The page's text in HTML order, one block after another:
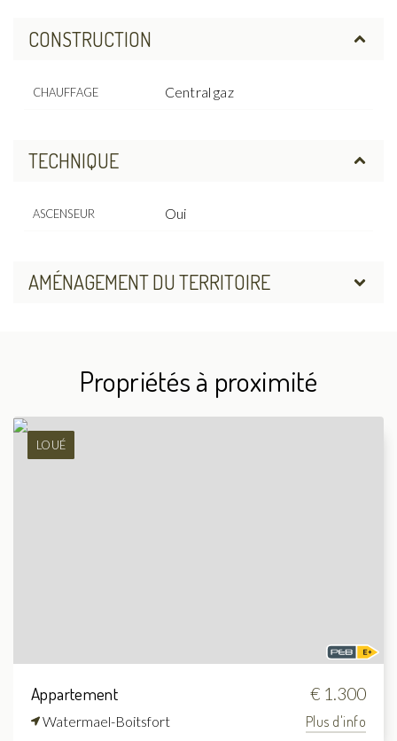
CONSTRUCTION
CHAUFFAGE Central gaz
TECHNIQUE
ASCENSEUR Oui
AMÉNAGEMENT DU TERRITOIRE
Propriétés à proximité
LOUÉ
Appartement € 1.300
Watermael-Boitsfort Plus d'info